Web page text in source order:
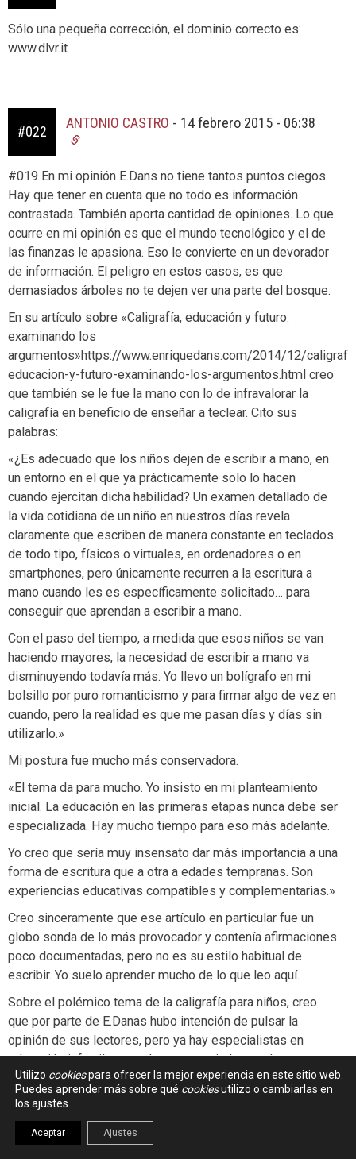
Sólo una pequeña corrección, el dominio correcto es:
www.dlvr.it
#022
ANTONIO CASTRO - 14 febrero 2015 - 06:38
#019 En mi opinión E.Dans no tiene tantos puntos ciegos.
Hay que tener en cuenta que no todo es información
contrastada. También aporta cantidad de opiniones. Lo que
ocurre en mi opinión es que el mundo tecnológico y el de
las finanzas le apasiona. Eso le convierte en un devorador
de información. El peligro en estos casos, es que
demasiados árboles no te dejen ver una parte del bosque.
En su artículo sobre «Caligrafía, educación y futuro:
examinando los
argumentos»https://www.enriquedans.com/2014/12/
educacion-y-futuro-examinando-los-argumentos.html creo
que también se le fue la mano con lo de infravalorar la
caligrafía en beneficio de enseñar a teclear. Cito sus
palabras:
«¿Es adecuado que los niños dejen de escribir a mano, en
un entorno en el que ya prácticamente solo lo hacen
cuando ejercitan dicha habilidad? Un examen detallado de
la vida cotidiana de un niño en nuestros días revela
claramente que escriben de manera constante en teclados
de todo tipo, físicos o virtuales, en ordenadores o en
smartphones, pero únicamente recurren a la escritura a
mano cuando les es específicamente solicitado… para
conseguir que aprendan a escribir a mano.
Con el paso del tiempo, a medida que esos niños se van
haciendo mayores, la necesidad de escribir a mano va
disminuyendo todavía más. Yo llevo un bolígrafo en mi
bolsillo por puro romanticismo y para firmar algo de vez en
cuando, pero la realidad es que me pasan días y días sin
utilizarlo.»
Mi postura fue mucho más conservadora.
«El tema da para mucho. Yo insisto en mi planteamiento
inicial. La educación en las primeras etapas nunca debe ser
especializada. Hay mucho tiempo para eso más adelante.
Yo creo que sería muy insensato dar más importancia a una
forma de escritura que a otra a edades tempranas. Son
experiencias educativas compatibles y complementarias.»
Creo sinceramente que ese artículo en particular fue un
globo sonda de lo más provocador y contenía afirmaciones
poco documentadas, pero no es su estilo habitual de
escribir. Yo suelo aprender mucho de lo que leo aquí.
Sobre el polémico tema de la caligrafía para niños, creo
que por parte de E.Danas hubo intención de pulsar la
opinión de sus lectores, pero ya hay especialistas en
educación infantil que se han pronunciado con datos
científicos y que han dado más valor a la caligrafía que al
aprendizaje del uso del teclado. Me refiero a este artículo:
mano»
Utilizo cookiespara ofrecer la mejor experiencia en este sitio web.
Puedes aprender más sobre qué cookiesutilizo o cambiarlas en
los ajustes.
Aceptar Ajustes